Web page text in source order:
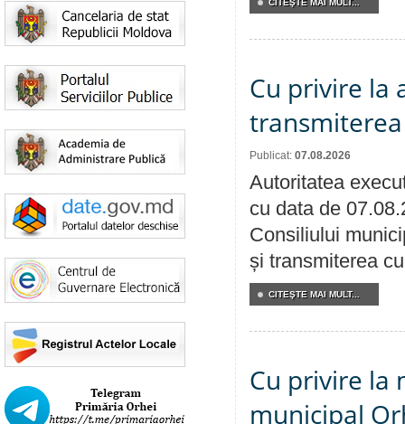
CITEŞTE MAI MULT...
Cu privire la
Publicat: 07.08.2026
Autoritatea
cu data de
Consiliului
și transmiterea
CITEŞTE MAI MULT...
Cu privire la
municipal